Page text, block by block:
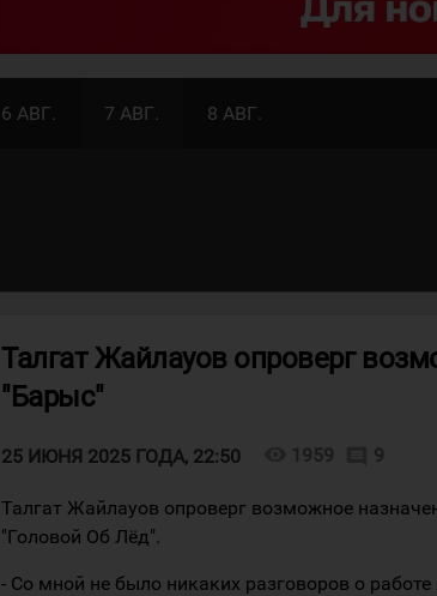
6 АВГ. 7 АВГ. 8 АВГ.
Талгат Жайлауов опроверг
"Барыс"
25 ИЮНЯ 2025 ГОДА, 22:50 1959 9
Талгат Жайлауов опроверг возможное
"Головой Об Лёд".
- Со мной не было никаких разговоров о работе